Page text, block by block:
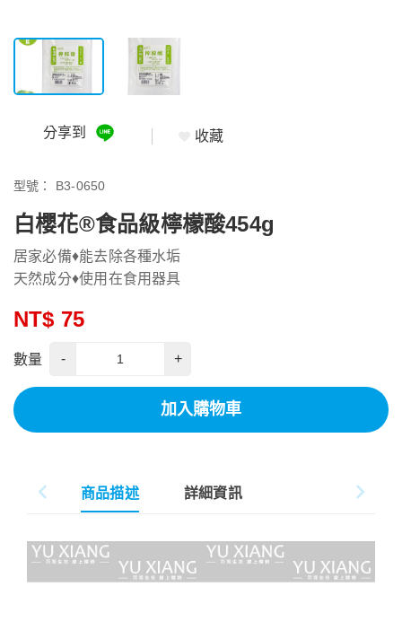
分享到 收藏
型號： B3-0650
白櫻花®食品級檸檬酸454g
居家必備♦能去除各種水垢
天然成分♦使用在食用器具
NT$ 75
數量 - +
加入購物車
商品描述 詳細資訊